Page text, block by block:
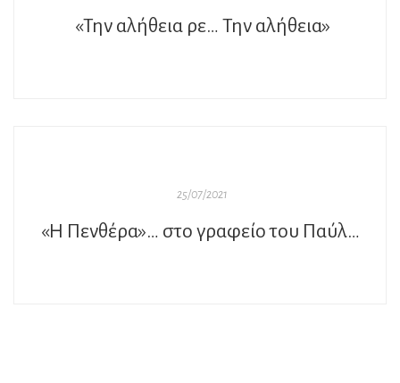
«Την αλήθεια ρε… Την αλήθεια»
25/07/2021
«Η Πενθέρα»… στο γραφείο του Παύλου